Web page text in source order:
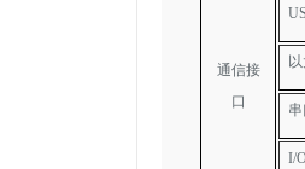
通信接
口
I/